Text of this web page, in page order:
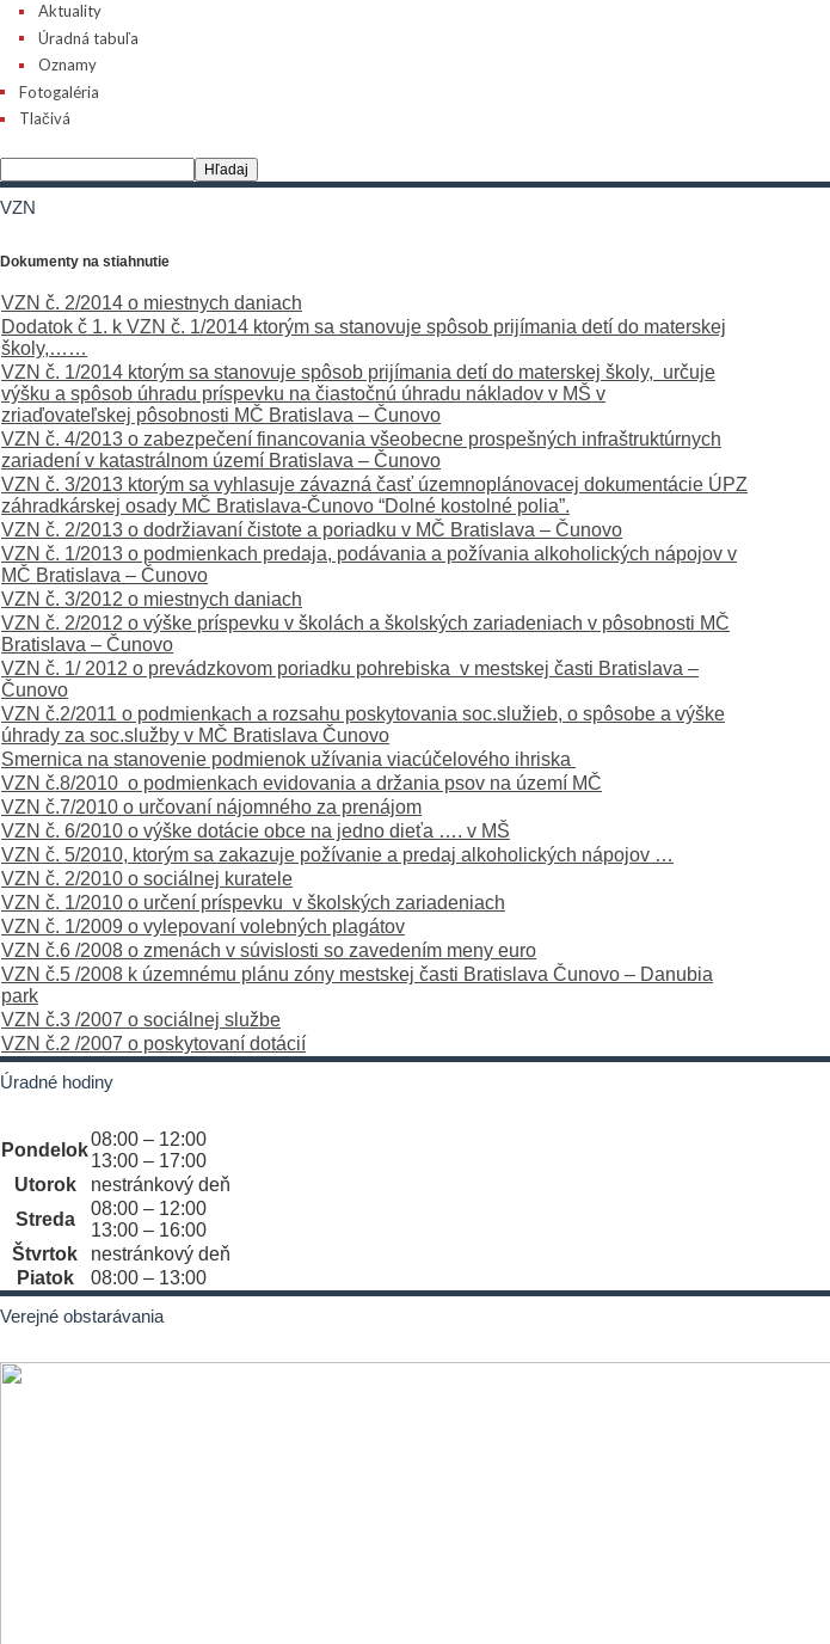
Aktuality
Úradná tabuľa
Oznamy
Fotogaléria
Tlačivá
VZN
Dokumenty na stiahnutie
VZN č. 2/2014 o miestnych daniach
Dodatok č 1. k VZN č. 1/2014 ktorým sa stanovuje spôsob prijímania detí do materskej
školy,……
VZN č. 1/2014 ktorým sa stanovuje spôsob prijímania detí do materskej školy, určuje
výšku a spôsob úhradu príspevku na čiastočnú úhradu nákladov v MŠ v
zriaďovateľskej pôsobnosti MČ Bratislava – Čunovo
VZN č. 4/2013 o zabezpečení financovania všeobecne prospešných infraštruktúrnych
zariadení v katastrálnom území Bratislava – Čunovo
VZN č. 3/2013 ktorým sa vyhlasuje závazná časť územnoplánovacej dokumentácie ÚPZ
záhradkárskej osady MČ Bratislava-Čunovo “Dolné kostolné polia”.
VZN č. 2/2013 o dodržiavaní čistote a poriadku v MČ Bratislava – Čunovo
VZN č. 1/2013 o podmienkach predaja, podávania a požívania alkoholických nápojov v
MČ Bratislava – Čunovo
VZN č. 3/2012 o miestnych daniach
VZN č. 2/2012 o výške príspevku v školách a školských zariadeniach v pôsobnosti MČ
Bratislava – Čunovo
VZN č. 1/ 2012 o prevádzkovom poriadku pohrebiska v mestskej časti Bratislava –
Čunovo
VZN č.2/2011 o podmienkach a rozsahu poskytovania soc.služieb, o spôsobe a výške
úhrady za soc.služby v MČ Bratislava Čunovo
Smernica na stanovenie podmienok užívania viacúčelového ihriska
VZN č.8/2010 o podmienkach evidovania a držania psov na území MČ
VZN č.7/2010 o určovaní nájomného za prenájom
VZN č. 6/2010 o výške dotácie obce na jedno dieťa …. v MŠ
VZN č. 5/2010, ktorým sa zakazuje požívanie a predaj alkoholických nápojov …
VZN č. 2/2010 o sociálnej kuratele
VZN č. 1/2010 o určení príspevku v školských zariadeniach
VZN č. 1/2009 o vylepovaní volebných plagátov
VZN č.6 /2008 o zmenách v súvislosti so zavedením meny euro
VZN č.5 /2008 k územnému plánu zóny mestskej časti Bratislava Čunovo – Danubia
park
VZN č.3 /2007 o sociálnej službe
VZN č.2 /2007 o poskytovaní dotácií
Úradné hodiny
Pondelok
08:00 – 12:00
13:00 – 17:00
Utorok
nestránkový deň
Streda
08:00 – 12:00
13:00 – 16:00
Štvrtok
nestránkový deň
Piatok
08:00 – 13:00
Verejné obstarávania